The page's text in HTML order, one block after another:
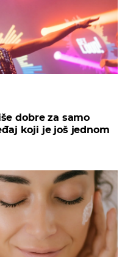
dobre za samo
koji je još jednom